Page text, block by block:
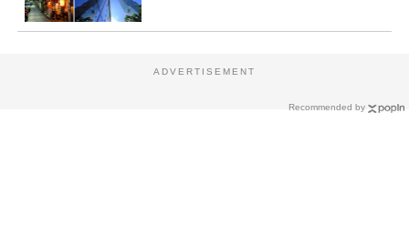
Recommended by
ADVERTISEMENT